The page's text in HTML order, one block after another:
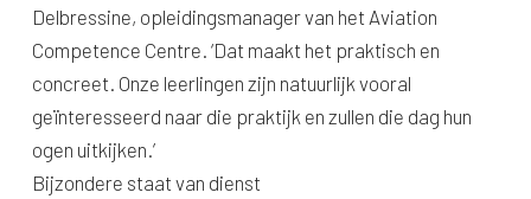
Delbressine, opleidingsmanager van het Aviation
Competence Centre. ‘Dat maakt het praktisch en
concreet. Onze leerlingen zijn natuurlijk vooral
geïnteresseerd naar die praktijk en zullen die dag hun
ogen uitkijken.’
Bijzondere staat van dienst